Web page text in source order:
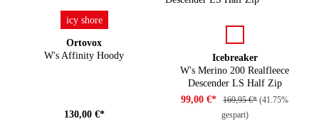
Ortovox
W's Affinity Hoody
Farbeauswählen
icy shore
130,00 €*
Icebreaker
W's Merino 200 Realfleece
Descender LS Half Zip
99,00 €* 169,95 €* (41.75%
gespart)